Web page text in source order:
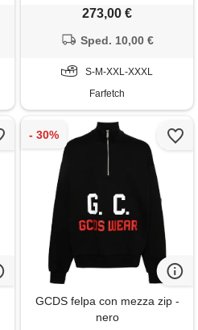
273,00 €
Sped. 10,00 €
S-M-XXL-XXXL
Farfetch
GCDS felpa con mezza zip -
nero